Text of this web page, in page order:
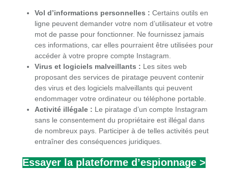
Vol d’informations personnelles : Certains outils en
ligne peuvent demander votre nom d’utilisateur et votre
mot de passe pour fonctionner. Ne fournissez jamais
ces informations, car elles pourraient être utilisées pour
accéder à votre propre compte Instagram.
Virus et logiciels malveillants : Les sites web
proposant des services de piratage peuvent contenir
des virus et des logiciels malveillants qui peuvent
endommager votre ordinateur ou téléphone portable.
Activité illégale : Le piratage d’un compte Instagram
sans le consentement du propriétaire est illégal dans
de nombreux pays. Participer à de telles activités peut
entraîner des conséquences juridiques.
Essayer la plateforme d’espionnage >